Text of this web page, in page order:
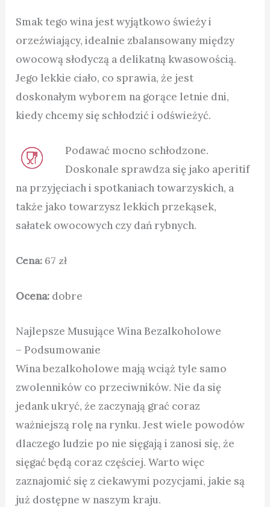
Smak tego wina jest wyjątkowo świeży i
orzeźwiający, idealnie zbalansowany między
owocową słodyczą a delikatną kwasowością.
Jego lekkie ciało, co sprawia, że jest
doskonałym wyborem na gorące letnie dni,
kiedy chcemy się schłodzić i odświeżyć.
Podawać mocno schłodzone.
Doskonale sprawdza się jako aperitif
na przyjęciach i spotkaniach towarzyskich, a
także jako towarzysz lekkich przekąsek,
sałatek owocowych czy dań rybnych.
Cena: 67 zł
Ocena: dobre
Najlepsze Musujące Wina Bezalkoholowe
– Podsumowanie
Wina bezalkoholowe mają wciąż tyle samo
zwolenników co przeciwników. Nie da się
jedank ukryć, że zaczynają grać coraz
ważniejszą rolę na rynku. Jest wiele powodów
dlaczego ludzie po nie sięgają i zanosi się, że
sięgać będą coraz częściej. Warto więc
zaznajomić się z ciekawymi pozycjami, jakie są
już dostępne w naszym kraju.